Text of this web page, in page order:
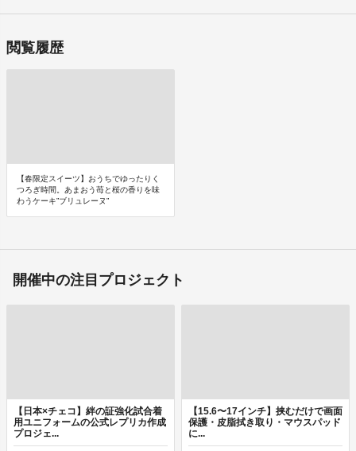
閲覧履歴
【春限定スイーツ】おうちでゆったりく
つろぎ時間。あまおう苺と桜の香りを味
わうケーキ”ブリュレーヌ”
開催中の注目プロジェクト
【日本×チェコ】絆の証強化試合着
用ユニフォームの公式レプリカ作成
プロジェ...
【15.6〜17インチ】挟むだけで画面
保護・皮脂拭き取り・マウスパッド
に...